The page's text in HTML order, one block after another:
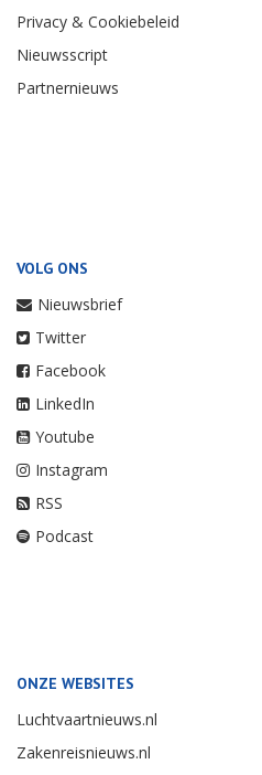
Privacy & Cookiebeleid
Nieuwsscript
Partnernieuws
VOLG ONS
Nieuwsbrief
Twitter
Facebook
LinkedIn
Youtube
Instagram
RSS
Podcast
ONZE WEBSITES
Luchtvaartnieuws.nl
Zakenreisnieuws.nl